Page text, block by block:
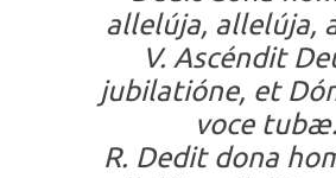
allelúja, allelúja,
V. Ascéndit
jubilatióne, et
voce tubæ.
R. Dedit dona